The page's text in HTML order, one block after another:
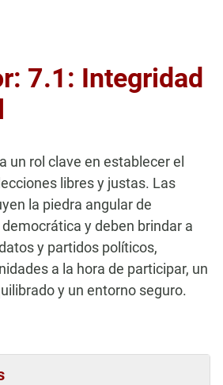
7.1: Integridad
un rol clave en establecer el
libres y justas. Las
la piedra angular de
y deben brindar a
y partidos políticos,
a la hora de participar, un
y un entorno seguro.